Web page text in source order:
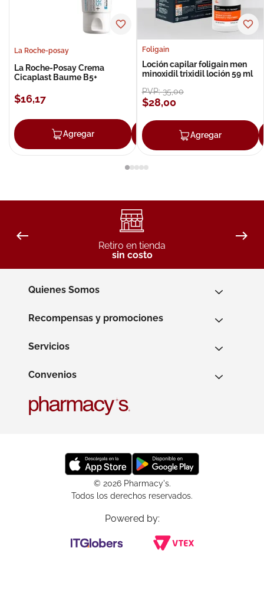
La Roche-posay
La Roche-Posay Crema
Cicaplast Baume B5+
$16,17
Agregar Agregar
Foligain
Loción capilar foligain men
minoxidil trixidil loción 59 ml
PVP:35,00
$28,00
Agregar
Retiro en tienda
sin costo
Quienes Somos
Recompensas y promociones
Servicios
Convenios
© 2026 Pharmacy's.
Todos los derechos reservados.
Powered by: